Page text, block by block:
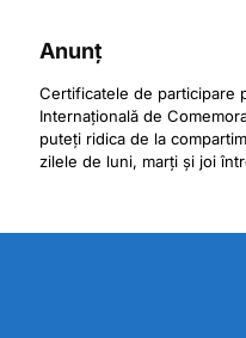
Anunț
Certificatele de participare
Internațională de
puteți ridica de la
zilele de luni, marți și joi